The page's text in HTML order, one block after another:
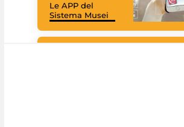
Le APP del
Sistema Musei